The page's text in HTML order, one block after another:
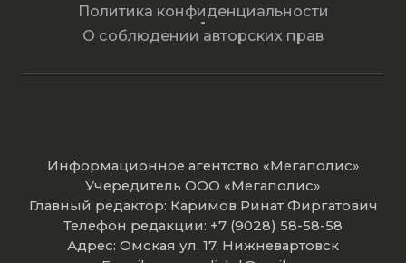
Политика конфиденциальности
О соблюдении авторских прав
Информационное агентство «Мегаполис»
Учередитель ООО «Мегаполис»
Главный редактор: Каримов Ринат Фиргатович
Телефон редакции: +7 (9028) 58-58-58
Адрес: Омская ул. 17, Нижневартовск